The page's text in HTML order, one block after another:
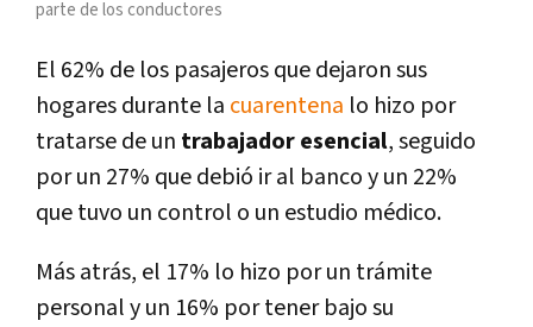
parte de los conductores
El 62% de los pasajeros que dejaron sus
hogares durante la cuarentena lo hizo por
tratarse de un trabajador esencial, seguido
por un 27% que debió ir al banco y un 22%
que tuvo un control o un estudio médico.
Más atrás, el 17% lo hizo por un trámite
personal y un 16% por tener bajo su